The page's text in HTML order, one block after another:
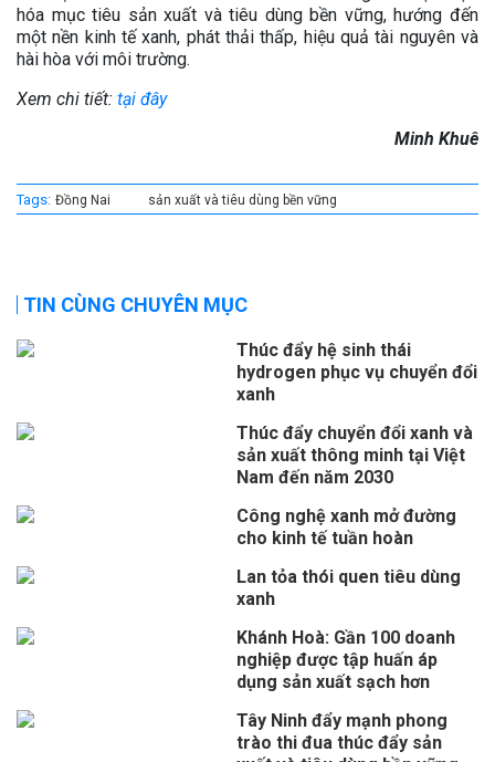
hóa mục tiêu sản xuất và tiêu dùng bền vững, hướng đến
một nền kinh tế xanh, phát thải thấp, hiệu quả tài nguyên và
hài hòa với môi trường.
Xem chi tiết: tại đây
Minh Khuê
Tags: Đồng Nai sản xuất và tiêu dùng bền vững
TIN CÙNG CHUYÊN MỤC
Thúc đẩy hệ sinh thái
hydrogen phục vụ chuyển đổi
xanh
Thúc đẩy chuyển đổi xanh và
sản xuất thông minh tại Việt
Nam đến năm 2030
Công nghệ xanh mở đường
cho kinh tế tuần hoàn
Lan tỏa thói quen tiêu dùng
xanh
Khánh Hoà: Gần 100 doanh
nghiệp được tập huấn áp
dụng sản xuất sạch hơn
Tây Ninh đẩy mạnh phong
trào thi đua thúc đẩy sản